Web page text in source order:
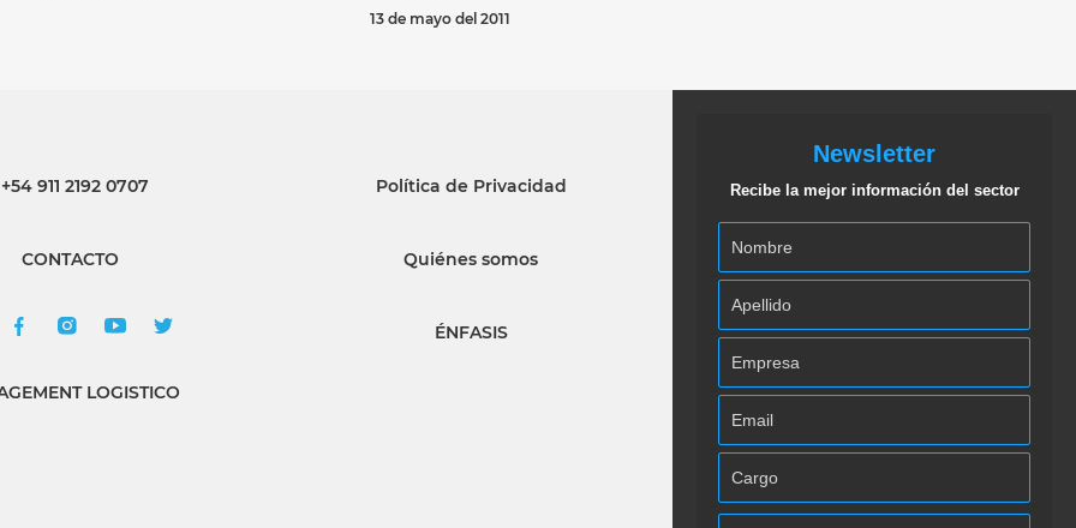
13 de mayo del 2011
911 2192 0707
CONTACTO
LOGISTICO
Política de Privacidad
Quiénes somos
ÉNFASIS
Newsletter
Recibe la mejor información del sector